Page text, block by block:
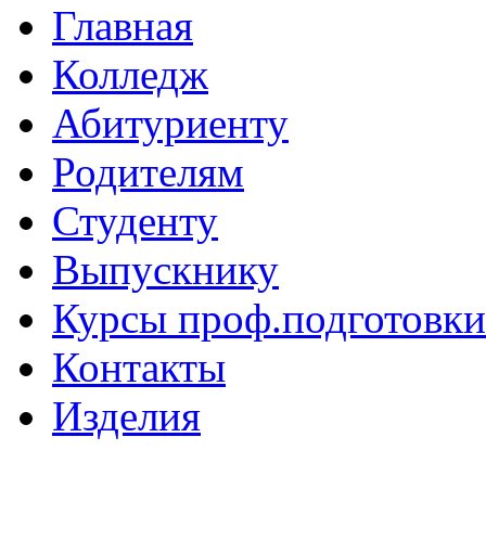
Главная
Колледж
Абитуриенту
Родителям
Студенту
Выпускнику
Курсы проф.подготовки
Контакты
Изделия